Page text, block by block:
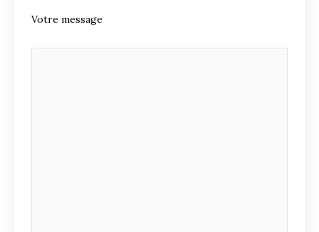
Votre message